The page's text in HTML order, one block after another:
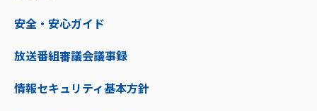
安全・安心ガイド
放送番組審議会議事録
情報セキュリティ基本方針